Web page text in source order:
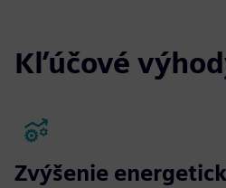
Kľúčové
Zvýšenie